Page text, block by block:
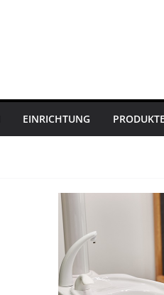
EINRICHTUNG PRODUKTE